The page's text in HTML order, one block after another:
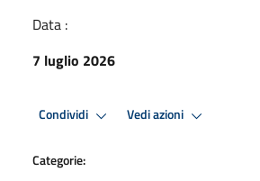
Data :
7 luglio 2026
Condividi Vedi azioni
Categorie: